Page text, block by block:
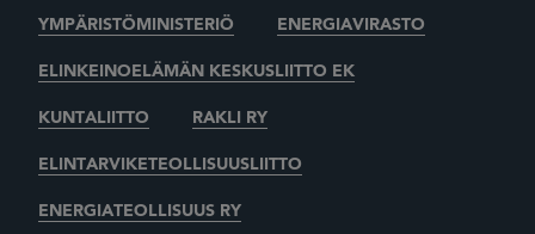
YMPÄRISTÖMINISTERIÖ ENERGIAVIRASTO
ELINKEINOELÄMÄN KESKUSLIITTO EK
KUNTALIITTO RAKLI RY
ELINTARVIKETEOLLISUUSLIITTO
ENERGIATEOLLISUUS RY